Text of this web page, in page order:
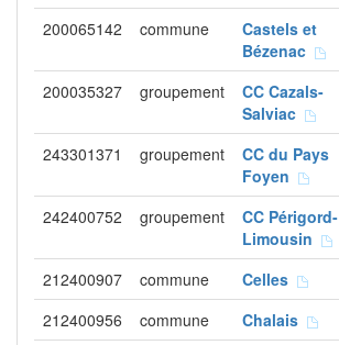
200065142
commune
Castels et
Bézenac
200035327 groupement
CC Cazals-
Salviac
243301371 groupement
CC du Pays
Foyen
242400752 groupement
CC Périgord-
Limousin
212400907 commune Celles
212400956
commune Chalais